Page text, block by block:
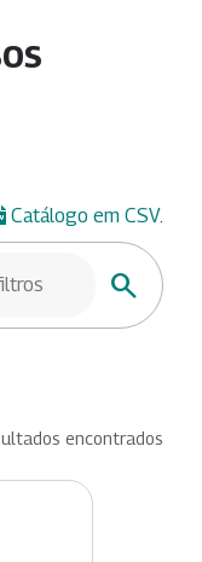
Catálogo em CSV.
Buscar
encontrados